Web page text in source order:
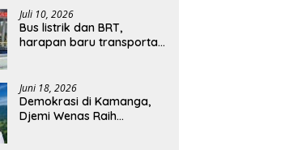
Juli 10, 2026
Bus listrik dan BRT,
harapan baru transportasi
Juni 18, 2026
Demokrasi di Kamanga,
Djemi Wenas Raih